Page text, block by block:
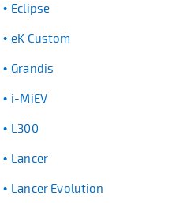
Eclipse
eK Custom
Grandis
i-MiEV
L300
Lancer
Lancer Evolution